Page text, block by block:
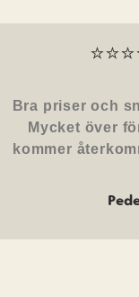
Bra priser och
Mycket över
kommer